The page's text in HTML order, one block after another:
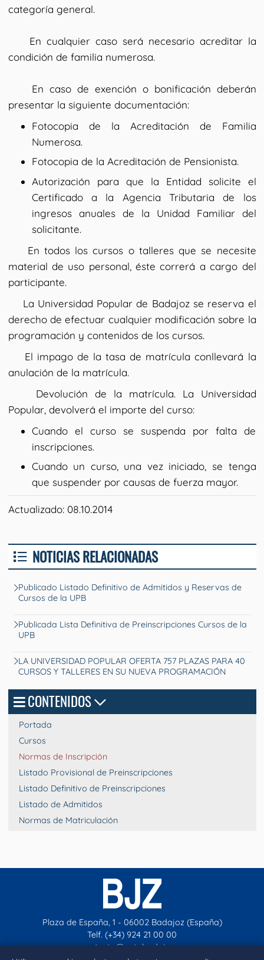
categoría general.
En cualquier caso será necesario acreditar la
condición de familia numerosa.
En caso de exención o bonificación deberán
presentar la siguiente documentación:
Fotocopia de la Acreditación de Familia
Numerosa.
Fotocopia de la Acreditación de Pensionista.
Autorización para que la Entidad solicite el
Certificado a la Agencia Tributaria de los
ingresos anuales de la Unidad Familiar del
solicitante.
En todos los cursos o talleres que se necesite
material de uso personal, éste correrá a cargo del
participante.
La Universidad Popular de Badajoz se reserva el
derecho de efectuar cualquier modificación sobre la
programación y contenidos de los cursos.
El impago de la tasa de matrícula conllevará la
anulación de la matrícula.
Devolución de la matrícula. La Universidad
Popular, devolverá el importe del curso:
Cuando el curso se suspenda por falta de
inscripciones.
Cuando un curso, una vez iniciado, se tenga
que suspender por causas de fuerza mayor.
Actualizado: 08.10.2014
NOTICIAS RELACIONADAS
Publicado Listado Definitivo de Admitidos y Reservas de
Cursos de la UPB
Publicada Lista Definitiva de Preinscripciones Cursos de la
UPB
LA UNIVERSIDAD POPULAR OFERTA 757 PLAZAS PARA 40
CURSOS Y TALLERES EN SU NUEVA PROGRAMACIÓN
CONTENIDOS
Portada
Cursos
Normas de Inscripción
Listado Provisional de Preinscripciones
Listado Definitivo de Preinscripciones
Listado de Admitidos
Normas de Matriculación
Plaza de España, 1 - 06002 Badajoz (España)
Telf. (+34) 924 21 00 00
contacto@aytobadajoz.es